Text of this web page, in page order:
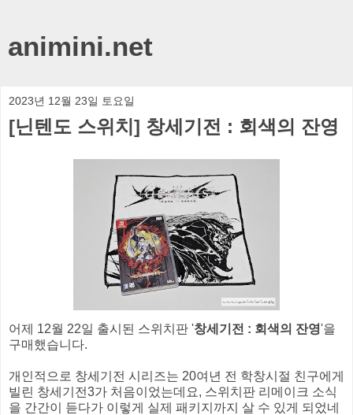
animini.net
2023년 12월 23일 토요일
[닌텐도 스위치] 창세기전 : 회색의 잔영
어제 12월 22일 출시된 스위치판 '창세기전 : 회색의 잔영'을
구매했습니다.
개인적으로 창세기전 시리즈는 20여년 전 학창시절 친구에게
빌린 창세기전3가 처음이었는데요, 스위치판 리메이크 소식
을 간간이 듣다가 이렇게 실제 패키지까지 살 수 있게 되었네